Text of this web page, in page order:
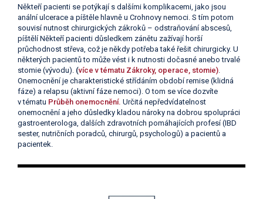
Někteří pacienti se potýkají s dalšími komplikacemi, jako jsou
anální ulcerace a píštěle hlavně u Crohnovy nemoci. S tím potom
souvisí nutnost chirurgických zákroků – odstraňování abscesů,
píštělí Někteří pacienti důsledkem zánětu zažívají horší
průchodnost střeva, což je někdy potřeba také řešit chirurgicky. U
některých pacientů to může vést i k nutnosti dočasné anebo trvalé
stomie (vývodu). (více v tématu Zákroky, operace, stomie).
Onemocnění je charakteristické střídáním období remise (klidná
fáze) a relapsu (aktivní fáze nemoci). O tom se více dozvíte
v tématu Průběh onemocnění. Určitá nepředvídatelnost
onemocnění a jeho důsledky kladou nároky na dobrou spolupráci
gastroenterologa, dalších zdravotních pomáhajících profesí (IBD
sester, nutričních poradců, chirurgů, psychologů) a pacientů a
pacientek.